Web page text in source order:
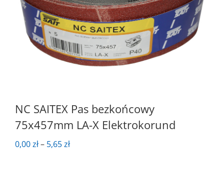
NC SAITEX Pas bezkońcowy
75x457mm LA-X Elektrokorund
0,00zł– 5,65złZakres